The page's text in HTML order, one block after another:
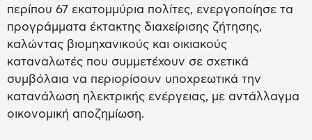
περίπου 67 εκατομμύρια πολίτες, ενεργοποίησε τα
προγράμματα έκτακτης διαχείρισης ζήτησης,
καλώντας βιομηχανικούς και οικιακούς
καταναλωτές που συμμετέχουν σε σχετικά
συμβόλαια να περιορίσουν υποχρεωτικά την
κατανάλωση ηλεκτρικής ενέργειας, με αντάλλαγμα
οικονομική αποζημίωση.